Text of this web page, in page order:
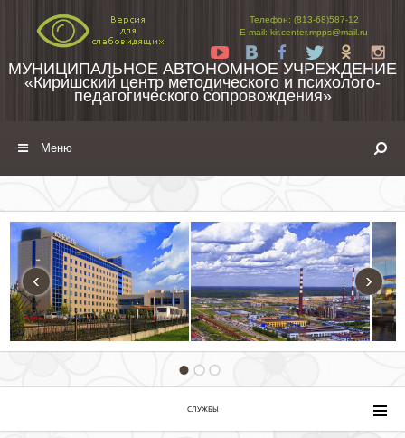
Телефон: (813-68)587-12
E-mail: kir.center.mpps@mail.ru
Yt
Tw
МУНИЦИПАЛЬНОЕ АВТОНОМНОЕ УЧРЕЖДЕНИЕ
«Киришский центр методического и психолого-
педагогического сопровождения»
Меню
‹ ›
СЛУЖБЫ